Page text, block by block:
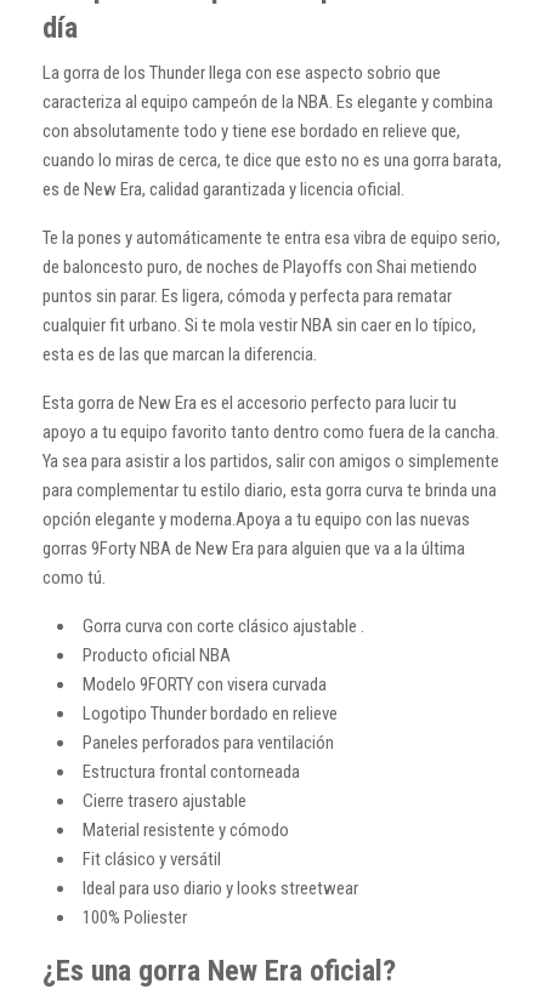
día
La gorra de los Thunder llega con ese aspecto sobrio que
caracteriza al equipo campeón de la NBA. Es elegante y combina
con absolutamente todo y tiene ese bordado en relieve que,
cuando lo miras de cerca, te dice que esto no es una gorra barata,
es de New Era, calidad garantizada y licencia oficial.
Te la pones y automáticamente te entra esa vibra de equipo serio,
de baloncesto puro, de noches de Playoffs con Shai metiendo
puntos sin parar. Es ligera, cómoda y perfecta para rematar
cualquier fit urbano. Si te mola vestir NBA sin caer en lo típico,
esta es de las que marcan la diferencia.
Esta gorra de New Era es el accesorio perfecto para lucir tu
apoyo a tu equipo favorito tanto dentro como fuera de la cancha.
Ya sea para asistir a los partidos, salir con amigos o simplemente
para complementar tu estilo diario, esta gorra curva te brinda una
opción elegante y moderna.Apoya a tu equipo con las nuevas
gorras 9Forty NBA de New Era para alguien que va a la última
como tú.
Gorra curva con corte clásico ajustable .
Producto oficial NBA
Modelo 9FORTY con visera curvada
Logotipo Thunder bordado en relieve
Paneles perforados para ventilación
Estructura frontal contorneada
Cierre trasero ajustable
Material resistente y cómodo
Fit clásico y versátil
Ideal para uso diario y looks streetwear
100% Poliester
¿Es una gorra New Era oficial?